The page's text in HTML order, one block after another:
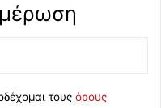
τους όρους